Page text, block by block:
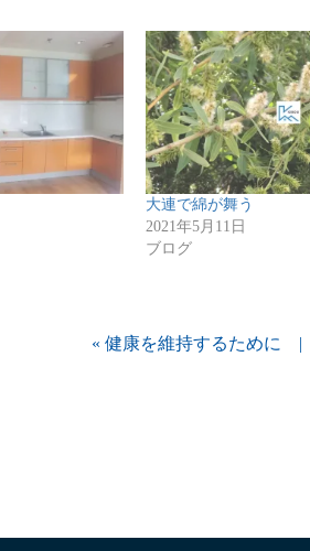
大連で綿が舞う
2021年5月11日
ブログ
« 健康を維持するために